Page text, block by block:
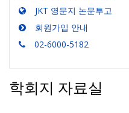
JKT 영문지 논문투고
회원가입 안내
02-6000-5182
학회지 자료실